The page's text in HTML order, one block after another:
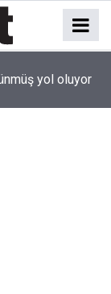
yol oluyor